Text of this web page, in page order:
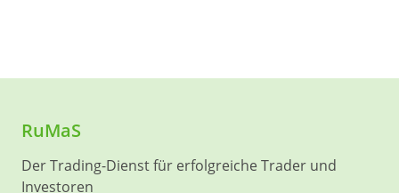
RuMaS
Der Trading-Dienst für erfolgreiche Trader und
Investoren